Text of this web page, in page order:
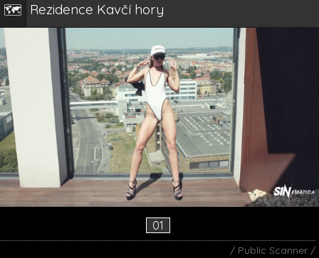
🗺️ Rezidence Kavčí hory
01
/ Public Scanner /